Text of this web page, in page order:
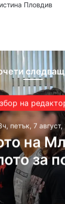
Пловдив
на
петък, 7
на
за
врати